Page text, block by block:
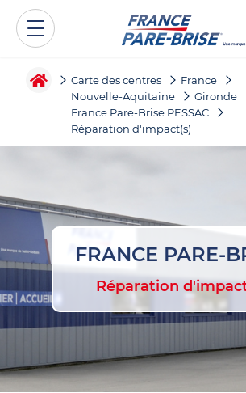
Carte des centres
France
Nouvelle-Aquitaine
Gironde
France Pare-Brise PESSAC
Réparation d'impact(s)
FRANCE PARE-
Réparation